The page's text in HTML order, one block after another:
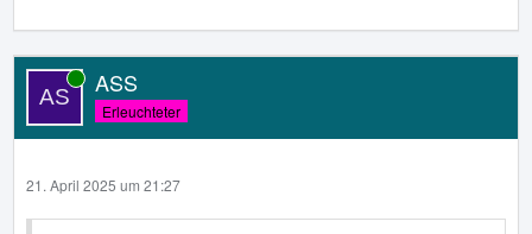
ASS
Online
Erleuchteter
21. April 2025 um 21:27